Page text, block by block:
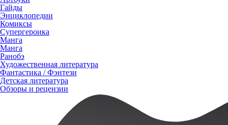
Гайды
Энциклопедии
Комиксы
Супергероика
Манга
Манга
Ранобэ
Художественная литература
Фантастика / Фэнтези
Детская литература
Обзоры и рецензии